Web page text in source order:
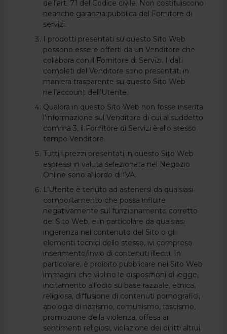
dell'art. 71 del Codice civile. Non costituiscono
neanche garanzia pubblica del Fornitore di
servizi.
I prodotti presentati su questo Sito Web
possono essere offerti da un Venditore che
collabora con il Fornitore di Servizi. I dati
completi del Venditore sono presentati in
maniera trasparente su questo Sito Web
nell’account dell’Utente.
Qualora in questo Sito Web non fosse inserita
l’informazione sul Venditore di cui al suddetto
comma 3, il Fornitore di Servizi è allo stesso
tempo Venditore.
Tutti i prezzi presentati in questo Sito Web
espressi in valuta selezionata nel Negozio
Online sono al lordo di IVA.
L’Utente è tenuto ad astenersi da qualsiasi
comportamento che possa influire
negativamente sul funzionamento corretto
del Sito Web, e in particolare da qualsiasi
ingerenza nel contenuto del Sito o gli
elementi tecnici dello stesso, ivi compreso
inserimento/invio di contenuti illeciti. In
particolare, è proibito pubblicare nel Sito Web
immagini che violino le disposizioni di legge,
incitamento all’odio su base razziale, etnica,
religiosa, diffusione di contenuti pornografici,
apologia di nazismo, comunismo, fascismo,
promozione della violenza, offesa ai
sentimenti religiosi, violazione dei diritti altrui.